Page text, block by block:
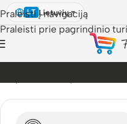
Praleisti į navigaciją
Praleisti prie pagrindinio
LT Lietuvių